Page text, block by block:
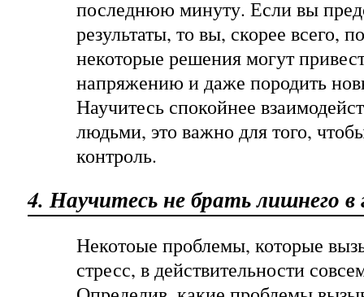
последнюю минуту. Если вы
результаты, то вы, скорее всего,
некоторые решения могут
напряжению и даже породить
Научитесь спокойнее
людьми, это важно для того,
контроль.
4. Научитесь не брать лишнего в
Некотоые проблемы, которые
стресс, в действительности